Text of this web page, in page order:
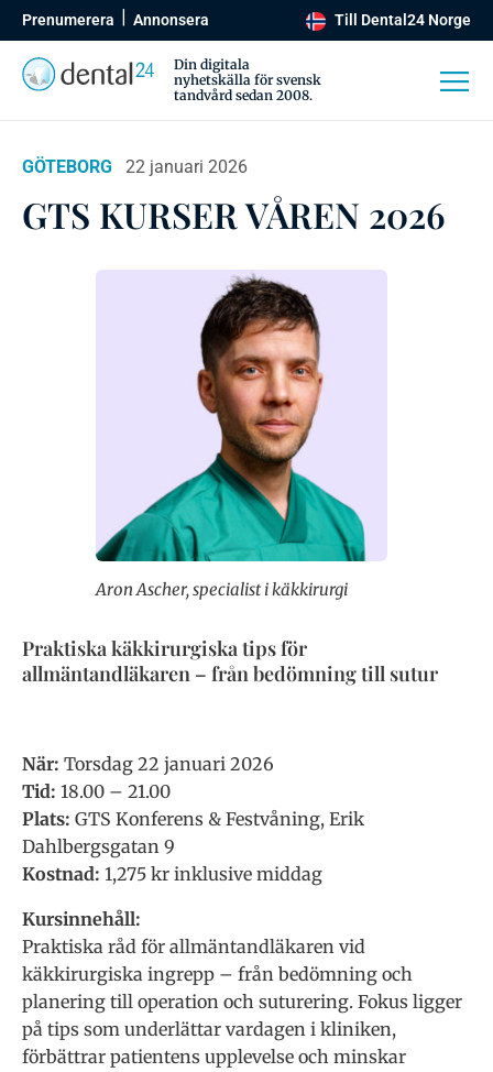
Prenumerera Annonsera Till Dental24 Norge
Din digitala
nyhetskälla för svensk
tandvård sedan 2008.
GÖTEBORG 22 januari 2026
GTS KURSER VÅREN 2026
Aron Ascher, specialist i käkkirurgi
Praktiska käkkirurgiska tips för
allmäntandläkaren – från bedömning till sutur
När: Torsdag 22 januari 2026
Tid: 18.00 – 21.00
Plats: GTS Konferens & Festvåning, Erik
Dahlbergsgatan 9
Kostnad: 1,275 kr inklusive middag
Kursinnehåll:
Praktiska råd för allmäntandläkaren vid
käkkirurgiska ingrepp – från bedömning och
planering till operation och suturering. Fokus ligger
på tips som underlättar vardagen i kliniken,
förbättrar patientens upplevelse och minskar